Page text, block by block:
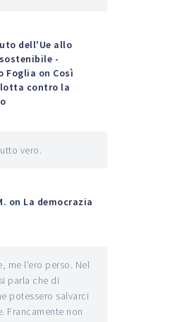
dell'Ue allo
-
Foglia on Così
lotta contro la
vero.
on La democrazia
me l'ero perso. Nel
parla che di
potessero salvarci
Francamente non